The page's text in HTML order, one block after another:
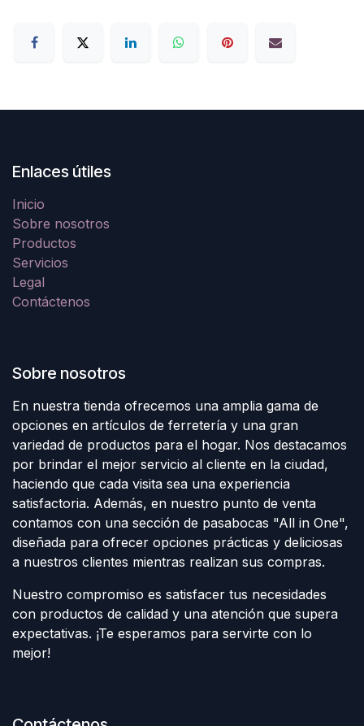
Enlaces útiles
Inicio
Sobre nosotros
Productos
Servicios
Legal
Contáctenos
Sobre nosotros
En nuestra tienda ofrecemos una amplia gama de
opciones en artículos de ferretería y una gran
variedad de productos para el hogar. Nos destacamos
por brindar el mejor servicio al cliente en la ciudad,
haciendo que cada visita sea una experiencia
satisfactoria. Además, en nuestro punto de venta
contamos con una sección de pasabocas "All in One",
diseñada para ofrecer opciones prácticas y deliciosas
a nuestros clientes mientras realizan sus compras.
Nuestro compromiso es satisfacer tus necesidades
con productos de calidad y una atención que supera
expectativas. ¡Te esperamos para servirte con lo
mejor!